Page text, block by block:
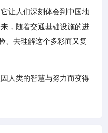
让人们深刻体会到中国地
，随着交通基础设施的进
、去理解这个多彩而又复
人类的智慧与努力而变得